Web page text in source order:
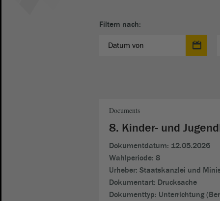
Filtern nach:
Documents
8. Kinder- und
Dokumentdatum: 12.05.2026
Wahlperiode: 8
Urheber: Staatskanzlei und
Dokumentart: Drucksache
Dokumenttyp: Unterrichtung